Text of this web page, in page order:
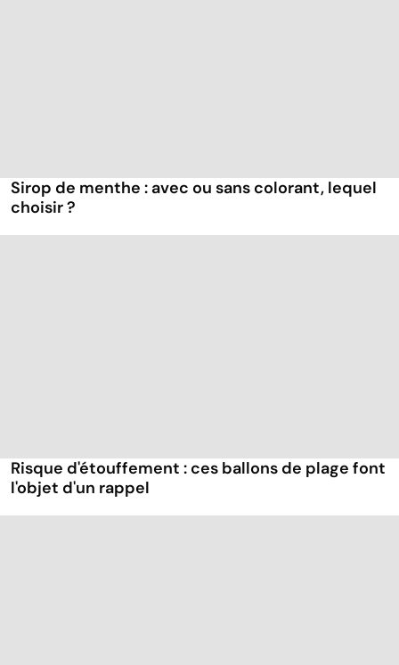
Sirop de menthe : avec ou sans colorant, lequel
choisir ?
Risque d'étouffement : ces ballons de plage font
l'objet d'un rappel